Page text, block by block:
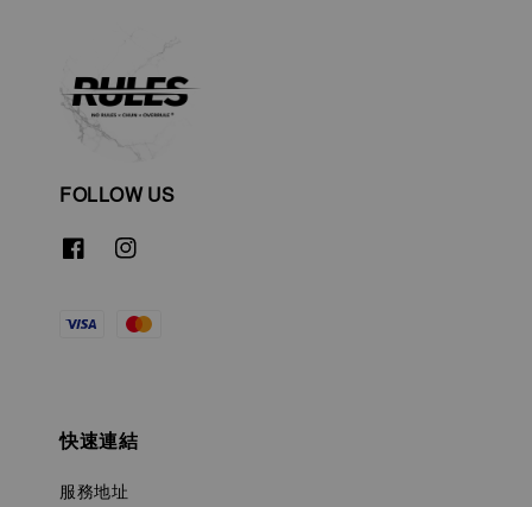
FOLLOW US
快速連結
服務地址